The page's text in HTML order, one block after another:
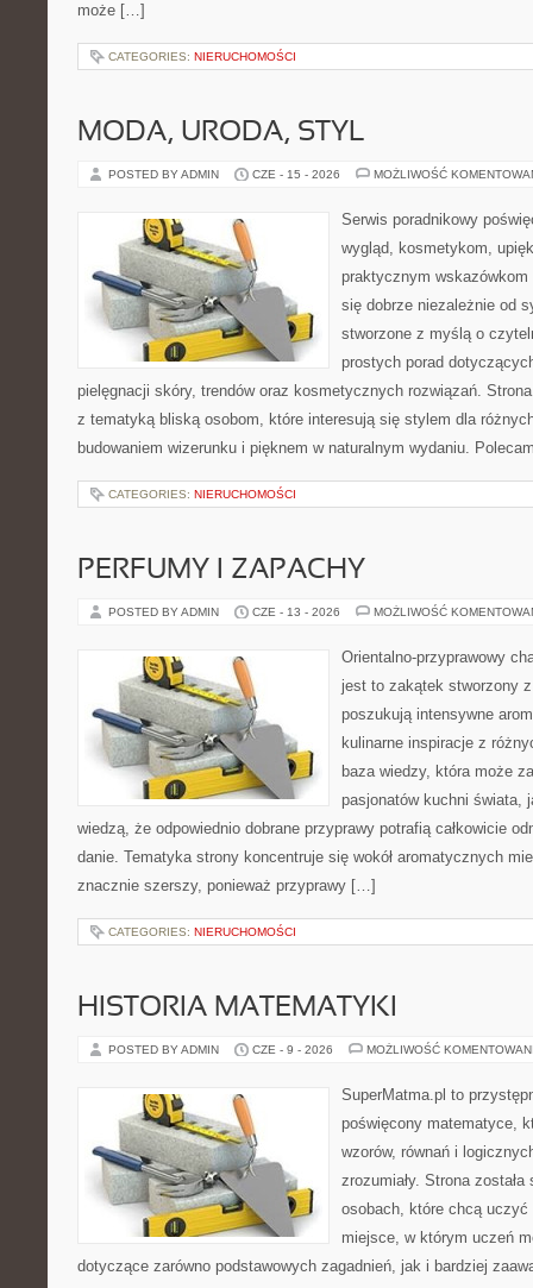
może […]
CATEGORIES: NIERUCHOMOŚCI
MODA, URODA, STYL
POSTED BY ADMIN CZE - 15 - 2026 MOŻLIWOŚĆ
Serwis poradnikowy
wygląd, kosmetykom,
praktycznym
się dobrze niezależnie od
stworzone z myślą o
prostych porad
pielęgnacji skóry, trendów oraz kosmetycznych rozwiązań.
z tematyką bliską osobom, które interesują się stylem dla
budowaniem wizerunku i pięknem w naturalnym wydaniu.
CATEGORIES: NIERUCHOMOŚCI
PERFUMY I ZAPACHY
POSTED BY ADMIN CZE - 13 - 2026 MOŻLIWOŚĆ
Orientalno-przyprawowy
jest to zakątek stworzony
poszukują intensywne
kulinarne inspiracje z
baza wiedzy, która może
pasjonatów kuchni świata,
wiedzą, że odpowiednio dobrane przyprawy potrafią całkowicie
danie. Tematyka strony koncentruje się wokół aromatycznych
znacznie szerszy, ponieważ przyprawy […]
CATEGORIES: NIERUCHOMOŚCI
HISTORIA MATEMATYKI
POSTED BY ADMIN CZE - 9 - 2026 MOŻLIWOŚĆ
SuperMatma.pl to
poświęcony matematyce,
wzorów, równań i
zrozumiały. Strona
osobach, które chcą
miejsce, w którym uczeń
dotyczące zarówno podstawowych zagadnień, jak i bardziej